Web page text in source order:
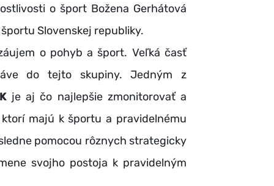
o šport Božena Gerhátová
Slovenskej republiky.
o pohyb a šport. Veľká časť
do tejto skupiny. Jedným z
je aj čo najlepšie zmonitorovať a
majú k športu a pravidelnému
pomocou rôznych strategicky
svojho postoja k pravidelným